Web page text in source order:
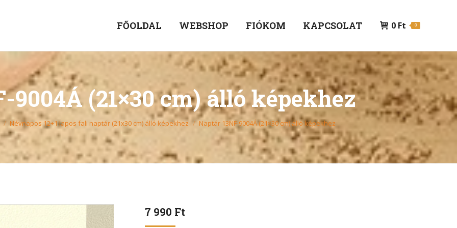
FŐOLDAL WEBSHOP FIÓKOM KAPCSOLAT 0 Ft 0
9004Á (21×30 cm) álló képekhez
Névnapos 12+1 lapos fali naptár (21x30 cm) álló képekhez Naptár 13NF-9004Á (21×30 cm) álló képekhez
7 990 Ft